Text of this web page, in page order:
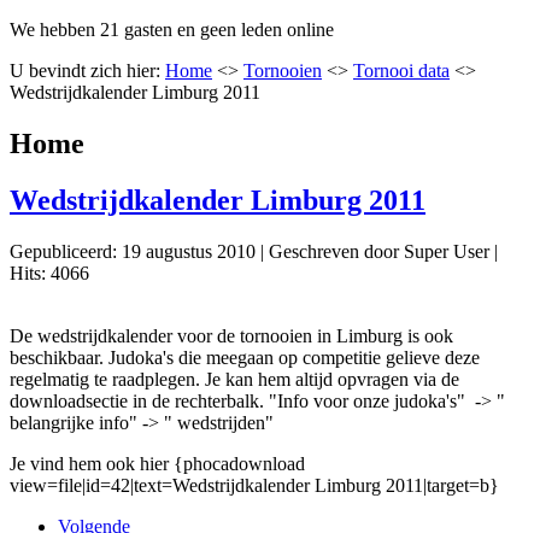
We hebben 21 gasten en geen leden online
U bevindt zich hier: Home <> Tornooien <> Tornooi data <>
Wedstrijdkalender Limburg 2011
Home
Wedstrijdkalender Limburg 2011
Gepubliceerd: 19 augustus 2010 | Geschreven door Super User|
Hits: 4066
De wedstrijdkalender voor de tornooien in Limburg is ook
beschikbaar. Judoka's die meegaan op competitie gelieve deze
regelmatig te raadplegen. Je kan hem altijd opvragen via de
downloadsectie in de rechterbalk. "Info voor onze judoka's" -> "
belangrijke info" -> " wedstrijden"
Je vind hem ook hier {phocadownload
view=file|id=42|text=Wedstrijdkalender Limburg 2011|target=b}
Volgende